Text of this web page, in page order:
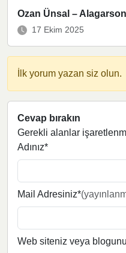
Ozan Ünsal –
17 Ekim 2025
İlk yorum yazan siz olun.
Cevap bırakın
Gerekli alanlar
Adınız*
Mail Adresiniz*
Web siteniz veya